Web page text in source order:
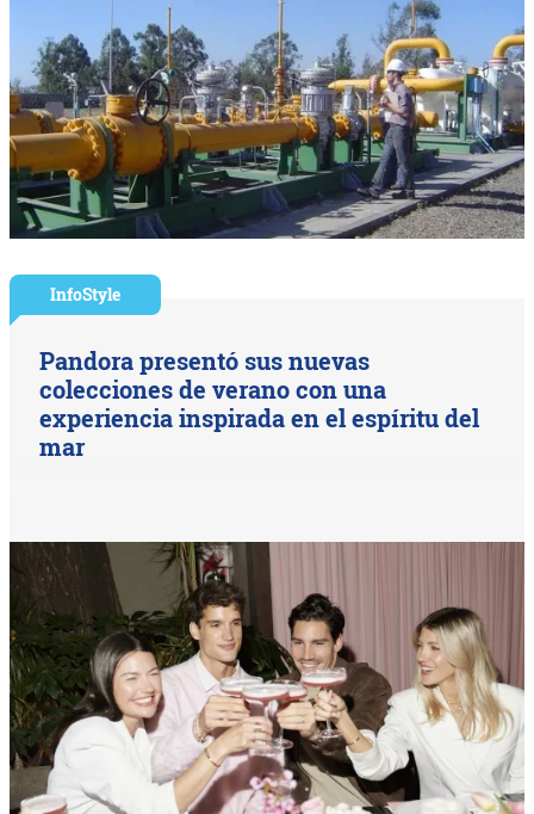
InfoStyle
Pandora presentó sus nuevas
colecciones de verano con una
experiencia inspirada en el espíritu del
mar